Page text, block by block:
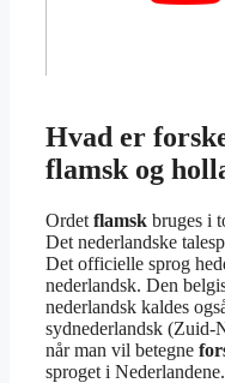
Hvad er
flamsk og
Ordet flamsk bruges i
Det nederlandske
Det officielle sprog
nederlandsk. Den
nederlandsk kaldes
sydnederlandsk (Zuid-
når man vil betegne
sproget i Nederlandene.